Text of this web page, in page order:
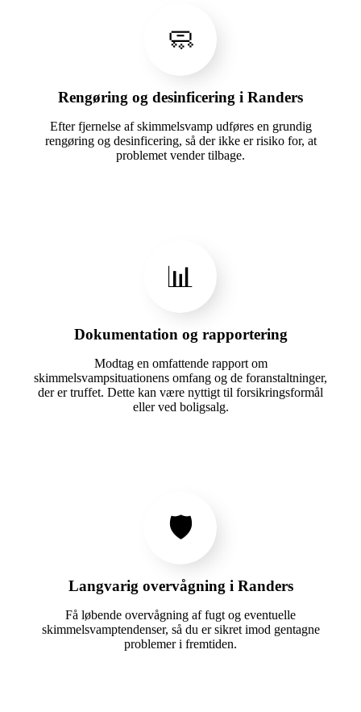
🧼
Rengøring og desinficering i Randers
Efter fjernelse af skimmelsvamp udføres en grundig
rengøring og desinficering, så der ikke er risiko for, at
problemet vender tilbage.
📊
Dokumentation og rapportering
Modtag en omfattende rapport om
skimmelsvampsituationens omfang og de foranstaltninger,
der er truffet. Dette kan være nyttigt til forsikringsformål
eller ved boligsalg.
🛡️
Langvarig overvågning i Randers
Få løbende overvågning af fugt og eventuelle
skimmelsvamptendenser, så du er sikret imod gentagne
problemer i fremtiden.